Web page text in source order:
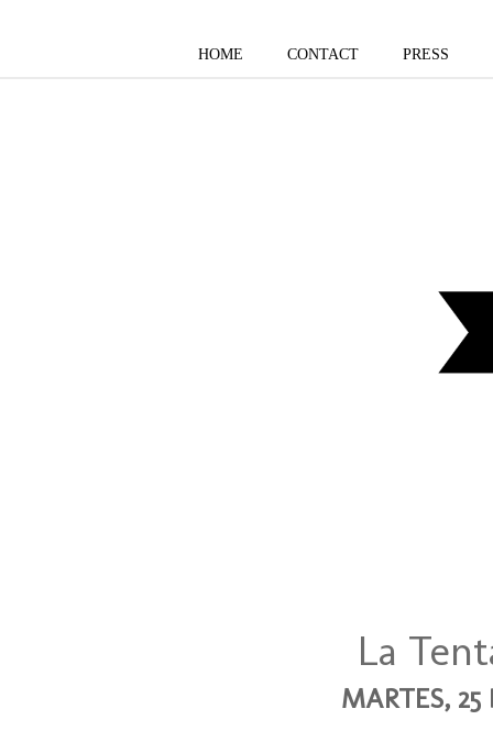
HOME CONTACT PRESS
La
MARTES, 25